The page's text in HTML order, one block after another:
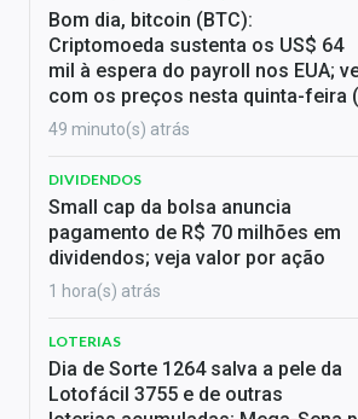
Bom dia, bitcoin (BTC):
Criptomoeda sustenta os US$ 64
mil à espera do payroll nos EUA;
com os preços nesta quinta-feira
49 minuto(s) atrás
DIVIDENDOS
Small cap da bolsa anuncia
pagamento de R$ 70 milhões em
dividendos; veja valor por ação
1 hora(s) atrás
LOTERIAS
Dia de Sorte 1264 salva a pele da
Lotofácil 3755 e de outras